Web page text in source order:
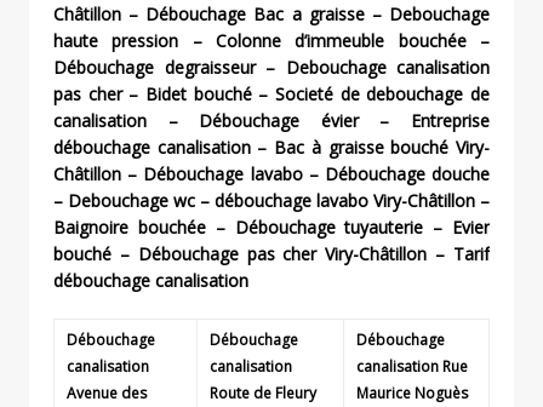
Châtillon – Débouchage Bac a graisse – Debouchage
haute pression – Colonne d’immeuble bouchée –
Débouchage degraisseur – Debouchage canalisation
pas cher – Bidet bouché – Societé de debouchage de
canalisation – Débouchage évier – Entreprise
débouchage canalisation – Bac à graisse bouché Viry-
Châtillon – Débouchage lavabo – Débouchage douche
– Debouchage wc – débouchage lavabo Viry-Châtillon –
Baignoire bouchée – Débouchage tuyauterie – Evier
bouché – Débouchage pas cher Viry-Châtillon – Tarif
débouchage canalisation
Débouchage
canalisation
Avenue des
Débouchage
canalisation
Route de Fleury
Débouchage
canalisation Rue
Maurice Noguès